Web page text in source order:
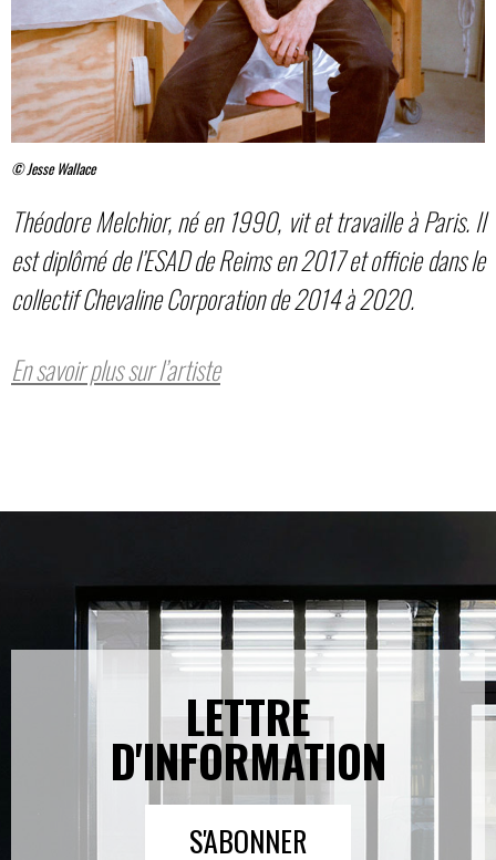
© Jesse Wallace
Théodore Melchior, né en 1990, vit et travaille à Paris. Il
est diplômé de l’ESAD de Reims en 2017 et officie dans le
collectif Chevaline Corporation de 2014 à 2020.
En savoir plus sur l’artiste
LETTRE
D'INFORMATION
S'ABONNER